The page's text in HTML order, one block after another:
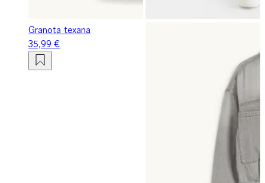
Granota texana
35,99 €